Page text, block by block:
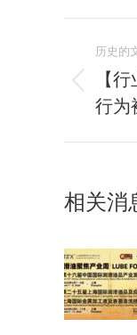
章
航
历史的
历
史
的
章：
【
行为
相关消